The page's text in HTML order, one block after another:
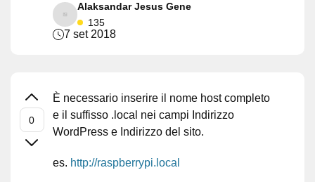
Alaksandar Jesus Gene
135
7 set 2018
È necessario inserire il nome host completo
e il suffisso .local nei campi Indirizzo
WordPress e Indirizzo del sito.
es. http://raspberrypi.local